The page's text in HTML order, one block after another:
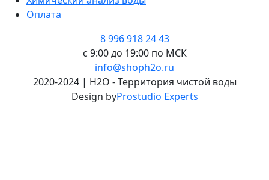
Оплата
8 996 918 24 43
с 9:00 до 19:00 по МСК
info@shoph2o.ru
2020-2024 | H2O - Территория чистой воды
Design byProstudio Experts